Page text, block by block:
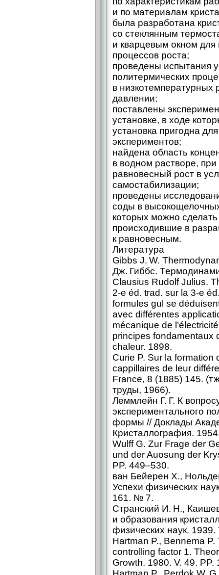
и по материалам
была разработана
со стеклянным
и кварцевым окном для
процессов роста;
проведены испытания
политермических
в низкотемпературных
давлении;
поставлены
установке, в ходе
установка пригодна
экспериментов;
найдена область
в водном растворе,
равновесный рост в
самостабилизации;
проведены
соды в
которых можно
происходившие в
к равновесным.
Литература
Gibbs J. W.
Дж. Гиббс.
Clausius Rudolf Julius.
2‑е éd. trad. sur la 3‑е
formules gul se
avec différentes
mécanique de
principes fondamentaux
chaleur. 1898.
Curie P. Sur la
cappillaires de leur
France, 8 (1885) 145.
труды, 1966).
Леммлейн Г. Г. К
экспериментального
формы // Доклады
Кристаллография.
Wulff G. Zur Frage der
und der Auosung der
PP. 449–530.
ван Бейерен X.,
Успехи физических
161. № 7.
Странский И. Н.,
и образования
физических наук.
Hartman P., Bennema
controlling factor 1.
Growth. 1980. V. 49. PP.